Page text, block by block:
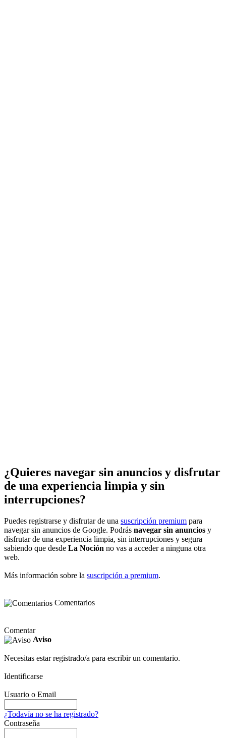
¿Quieres navegar sin anuncios y disfrutar
de una experiencia limpia y sin
interrupciones?
Puedes registrarse y disfrutar de una suscripción premium para
navegar sin anuncios de Google. Podrás navegar sin anuncios y
disfrutar de una experiencia limpia, sin interrupciones y segura
sabiendo que desde La Noción no vas a acceder a ninguna otra
web.
Más información sobre la suscripción a premium.
Comentarios
Comentar
Aviso
Necesitas estar registrado/a para escribir un comentario.
Identificarse
Usuario o Email
¿Todavía no se ha registrado?
Contraseña